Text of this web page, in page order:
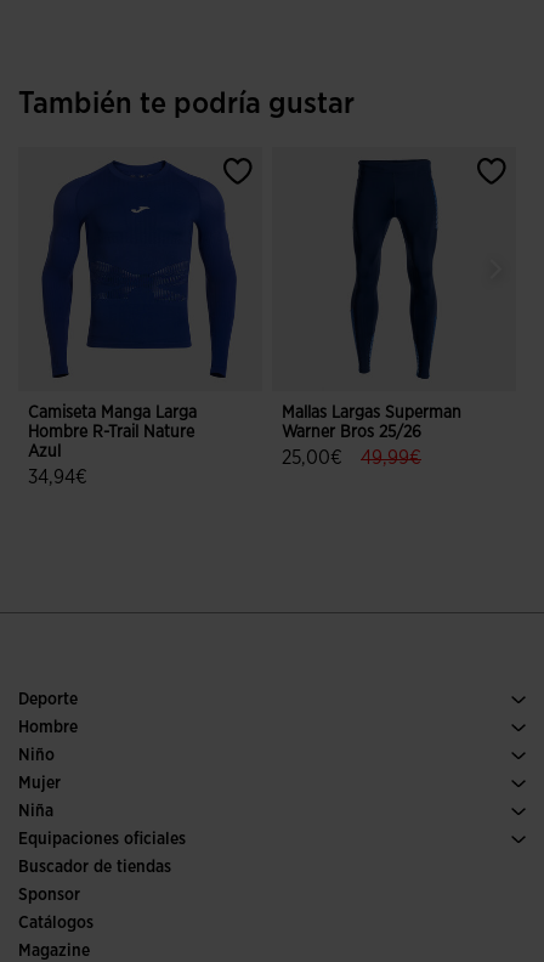
También te podría gustar
Camiseta Manga Larga
Hombre R-Trail Nature
Azul
34,94€
Mallas Largas Superman
Warner Bros 25/26
25,00€ 49,99€label.price.to
Deporte
Running
Pádel
Fútbol
Trail running
Tenis
Hombre
Calzado Hombre
Deporte
Niño
Ver todo ropa niño
Mujer
Ropa Mujer
Deporte
Niña
Ver todo ropa niña
Equipaciones oficiales
Fútbol
Fútbol sala
Comités y Federaciones
Ediciones especiales
Buscador de tiendas
Sponsor
Catálogos
Magazine